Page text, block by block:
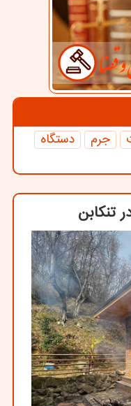
جرم
دستگاه
تنکابن